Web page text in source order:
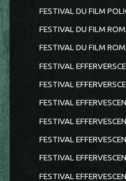
FESTIVAL DU FILM
FESTIVAL DU FILM
FESTIVAL DU FILM
FESTIVAL
FESTIVAL
FESTIVAL
FESTIVAL
FESTIVAL
FESTIVAL
FESTIVAL